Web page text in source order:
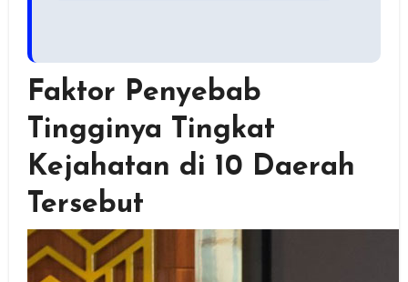
Faktor Penyebab
Tingginya Tingkat
Kejahatan di 10 Daerah
Tersebut